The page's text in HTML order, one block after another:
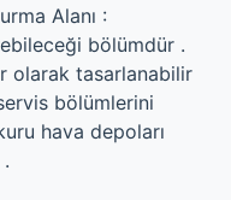
Alanı :
bölümdür .
olarak tasarlanabilir
bölümlerini
hava depoları